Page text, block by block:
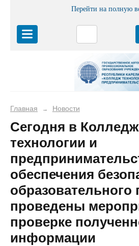
Перейти на полную
Главная → Новости
Сегодня в
технологии и
обеспечения
образовательного
проведены
проверке
информации